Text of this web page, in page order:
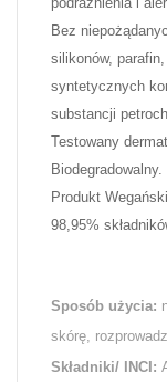
Bez
silikonów,
syntetycznych
substancji
Testowany
Biodegradowalny.
Produkt
98,95%
Sposób użycia:
skórę,
Składniki/ INCI: